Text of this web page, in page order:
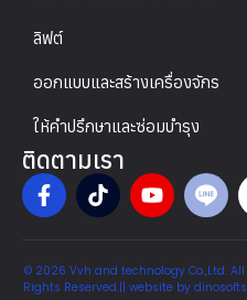
ลิฟต์
ออกแบบและสร้างเครื่องจักร
ให้คำปรึกษาและซ่อมบำรุง
ติดตามเรา
© 2026 Vvh and technology Co.,Ltd. All
Rights Reserved.|| website by dinosofts